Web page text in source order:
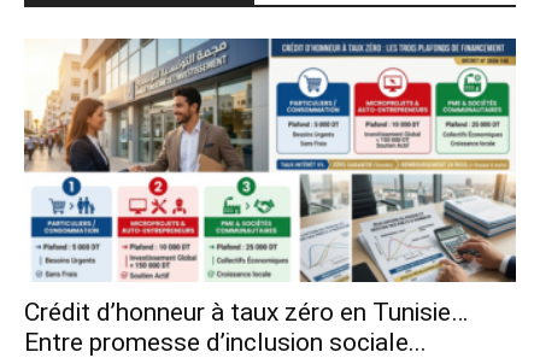
Crédit d’honneur à taux zéro en Tunisie…
Entre promesse d’inclusion sociale...